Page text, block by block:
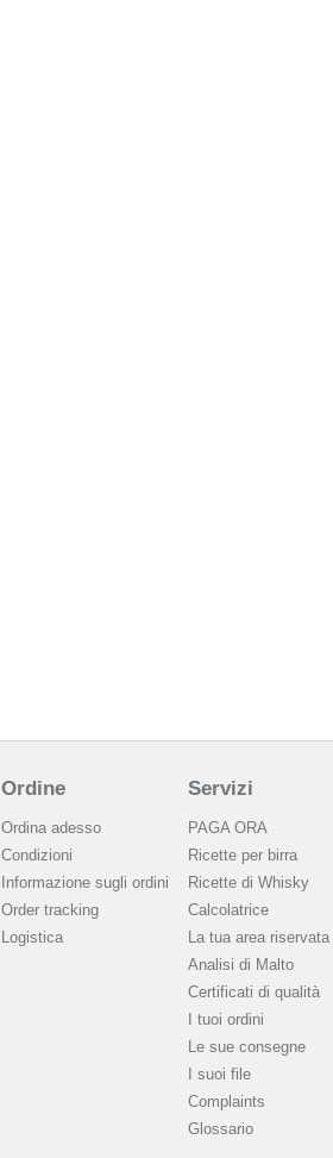
Ordine
Ordina adesso
Condizioni
Informazione sugli ordini
Order tracking
Logistica
Servizi
PAGA ORA
Ricette per birra
Ricette di Whisky
Calcolatrice
La tua area riservata
Analisi di Malto
Сertificati di qualità
I tuoi ordini
Le sue consegne
I suoi file
Complaints
Glossario